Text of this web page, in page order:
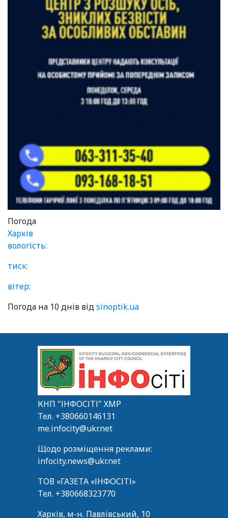
Погода
Харків
вологість:
тиск:
вітер:
Погода на 10 днів відsinoptik.ua
КНП "ІНФОСІТІ" ХМР
Тел. +380660146131
me.infocity@ukr.net
Щодо розміщення реклами:
infocity.news@ukr.net
ТОВ «ГАЗЕТА «ІНФОСІТІ»
Тел. +380668323770
Харків, м-н. Павлівський, 10